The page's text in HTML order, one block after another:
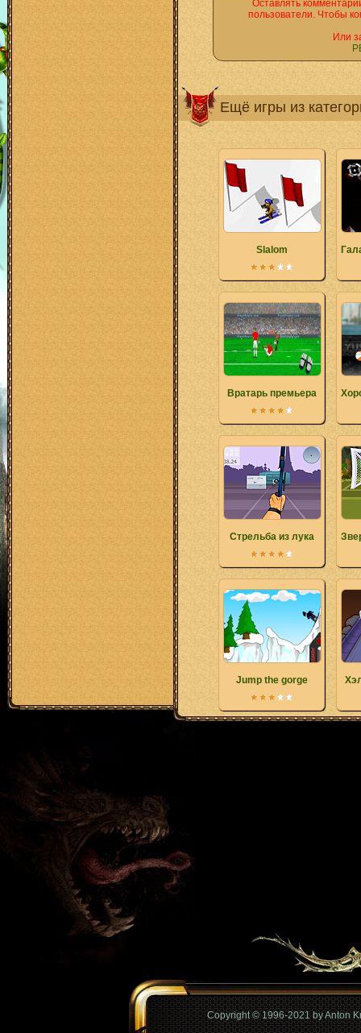
Оставлять
пользователи. Чтобы
Или
Ещё игры из
Slalom
Вратарь премьера
Стрельба из лука
Jump the gorge
Copyright © 1996-2021 by Anton